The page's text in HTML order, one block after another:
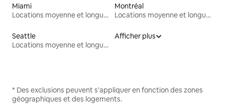
Miami
Locations moyenne et longue durée
Montréal
Locations moyenne et longue durée
Seattle
Locations moyenne et longue durée
Afficher plus
* Des exclusions peuvent s'appliquer en fonction des zones
géographiques et des logements.